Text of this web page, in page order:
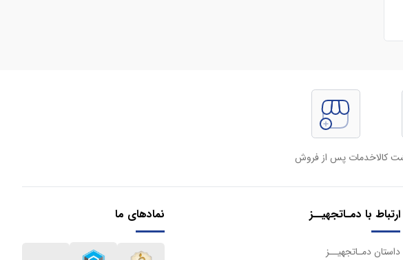
خدمات پس از فروش
ارتباط با دمـاتجهیــز
داستان دمـاتجهیــز
نمادهای ما